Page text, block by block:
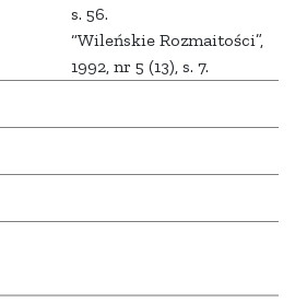
s. 56.
“Wileńskie Rozmaitości”,
1992, nr 5 (13), s. 7.